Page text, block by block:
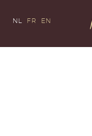
NL FR EN